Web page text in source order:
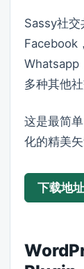
Sassy社交
Facebook
Whatsapp
多种其他
这是最简
化的精美矢
下载地址